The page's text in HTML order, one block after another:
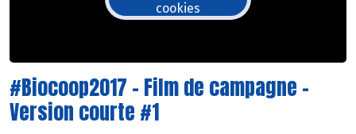
cookies
#Biocoop2017 - Film de campagne -
Version courte #1